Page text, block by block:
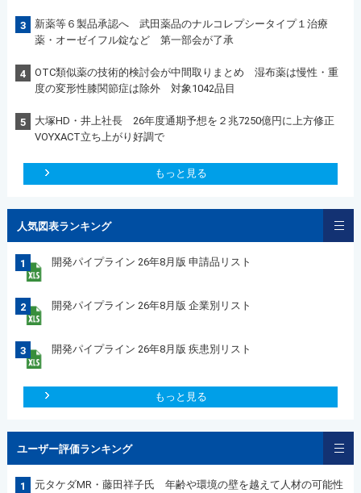
3
新薬等６製品承認へ 武田薬品のナルコレプシータイプ１治療
薬・オーゼイフル錠など 第一部会が了承
4
OTC類似薬の技術的検討会が中間取りまとめ 湿布薬は慢性・重
度の変形性膝関節症は除外 対象1042品目
5
大塚HD・井上社長 26年度通期予想を２兆7250億円に上方修正
VOYXACT立ち上がり好調で
もっと見る
人気図表ランキング
1 開発パイプライン 26年8月版 申請品リスト
2 開発パイプライン 26年8月版 企業別リスト
3 開発パイプライン 26年8月版 疾患別リスト
もっと見る
ユーザー評価ランキング
1
元タケダMR・藤田祥子氏 年齢や環境の壁を越えて人材の可能性